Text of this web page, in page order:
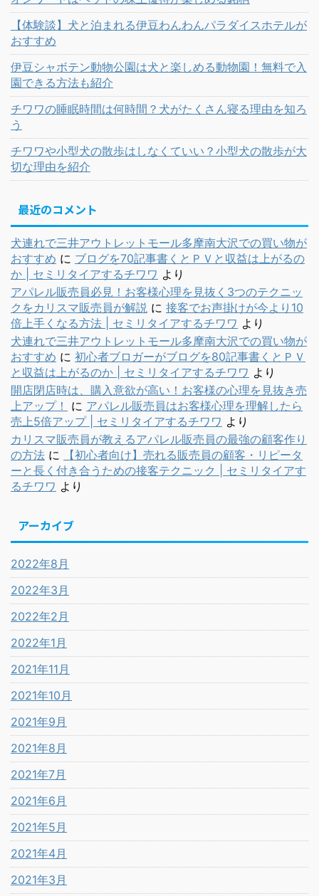
【体験談】犬と泊まれる伊豆わんわんパラダイスホテルが
おすすめ
伊豆シャボテン動物公園は犬と楽しめる動物園！無料で入
園できる方法も紹介
チワワの睡眠時間は何時間？犬がたくさん寝る理由を知ろ
う
チワワや小型犬の散歩はしなくていい？小型犬の散歩が大
切な理由を紹介
最近のコメント
犬連れで三井アウトレットモール多摩南大沢での買い物が
おすすめ に ブログを70記事書くとＰＶと収益は上がるの
か | セミリタイアするチワワ より
アパレル販売員必見！お客様心理を見抜く3つのテクニッ
クをカリスマ販売員が解説 に 接客でお声掛けが今より10
倍上手くなる方法 | セミリタイアするチワワ より
犬連れで三井アウトレットモール多摩南大沢での買い物が
おすすめ に 初心者ブロガーがブログを80記事書くとＰＶ
と収益は上がるのか | セミリタイアするチワワ より
開店閉店時は、購入意欲が高い！お客様の心理を見抜き売
上アップ！
に アパレル販売員はお客様心理を理解したら
売上5倍アップ | セミリタイアするチワワ より
カリスマ販売員が教えるアパレル販売員の最強の顧客作り
の方法 に
【初心者向け】売れる販売員の顧客・リピータ
ーと長く付き合うための接客テクニック | セミリタイアす
るチワワ より
アーカイブ
2022年8月
2022年3月
2022年2月
2022年1月
2021年11月
2021年10月
2021年9月
2021年8月
2021年7月
2021年6月
2021年5月
2021年4月
2021年3月